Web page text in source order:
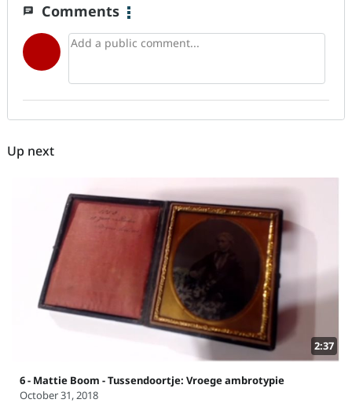
chat Comments
Up next
2:37
6 - Mattie Boom - Tussendoortje: Vroege ambrotypie
October 31, 2018